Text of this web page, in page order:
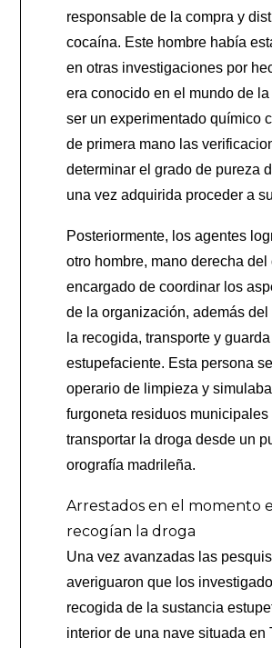
responsable de la compra y
cocaína. Este hombre había
en otras investigaciones por
era conocido en el mundo de
ser un experimentado químico
de primera mano las
determinar el grado de pureza
una vez adquirida proceder a
Posteriormente, los agentes
otro hombre, mano derecha del
encargado de coordinar los
de la organización, además
la recogida, transporte y
estupefaciente. Esta persona
operario de limpieza y
furgoneta residuos
transportar la droga desde un
orografía madrileña.
Arrestados en el momento
recogían la droga
Una vez avanzadas las
averiguaron que los
recogida de la sustancia
interior de una nave situada en